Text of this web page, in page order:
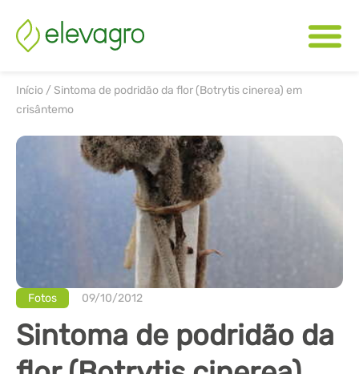
Início /Sintoma de podridão da flor (Botrytis cinerea) em
crisântemo
Fotos 09/10/2012
Sintoma de podridão da